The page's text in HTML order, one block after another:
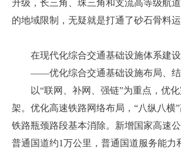
升级，长三角、珠三角和支流高等级航
的地域限制，无疑就是打通了砂石骨料运
在现代化综合交通基础设施体系建
——优化综合交通基础设施布局、
以“联网、补网、强链”为重点，优
架。优化高速铁路网络布局， “八纵八横
铁路瓶颈路段基本消除。新增国家高速
普通国道约1万公里 ，普通国道服务能